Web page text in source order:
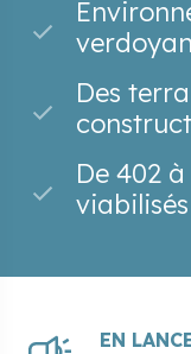
Des
De 402
viabilisés
EN